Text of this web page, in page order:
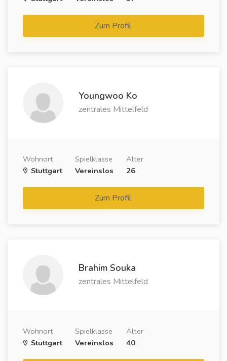
Zum Profil
Youngwoo Ko
zentrales Mittelfeld
Wohnort
Stuttgart
Spielklasse
Vereinslos
Alter
26
Zum Profil
Brahim Souka
zentrales Mittelfeld
Wohnort
Stuttgart
Spielklasse
Vereinslos
Alter
40